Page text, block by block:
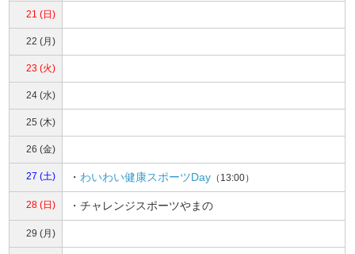
21 (日)
22 (月)
23 (火)
24 (水)
25 (木)
26 (金)
27 (土) ・ わいわい健康スポーツDay （13:00）
28 (日) ・チャレンジスポーツやまの
29 (月)